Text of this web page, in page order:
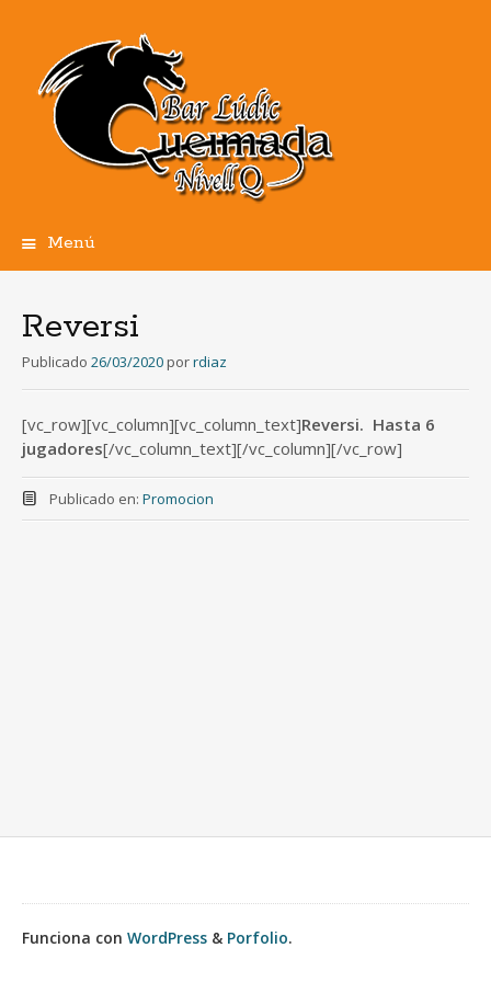
Menú
Reversi
Publicado 26/03/2020 porrdiaz
[vc_row][vc_column][vc_column_text]Reversi. Hasta 6
jugadores[/vc_column_text][/vc_column][/vc_row]
Publicado en: Promocion
Funciona con WordPress & Porfolio.